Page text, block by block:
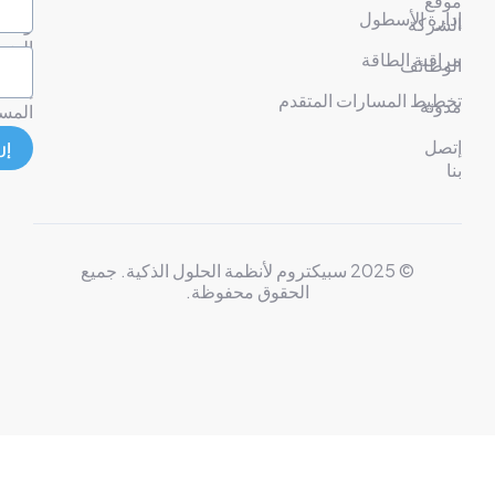
الأسطول
الطاقة
المسارات المتقدم
المسؤولية
إرسال
© 2025 سبيكتروم لأنظمة الحلول الذكية. جميع
الحقوق محفوظة.